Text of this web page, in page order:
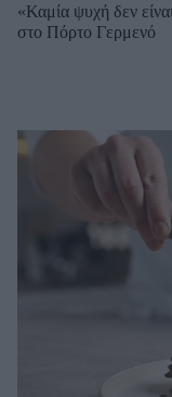
«Καμία ψυχή δεν
στο Πόρτο Γερμενό